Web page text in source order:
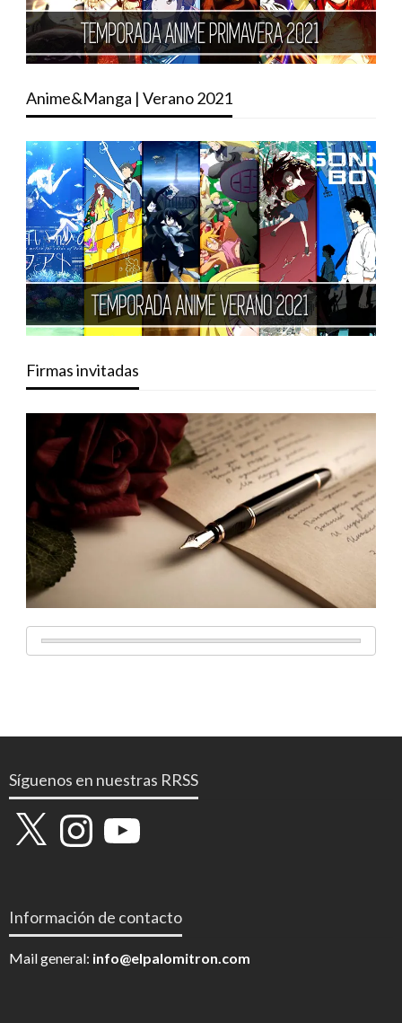
Anime&Manga | Verano 2021
Firmas invitadas
Síguenos en nuestras RRSS
X InstagramYouTube
Información de contacto
Mail general: info@elpalomitron.com